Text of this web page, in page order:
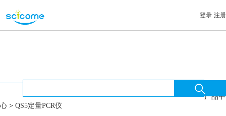
登录 注册

产品中
心 > QS5定量PCR仪